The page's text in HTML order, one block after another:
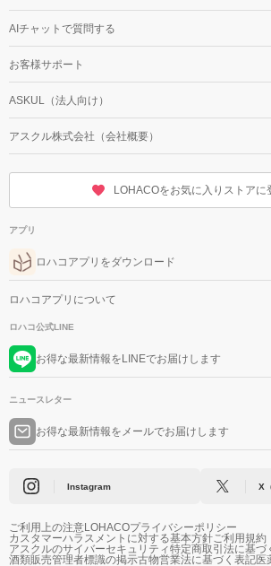
AIチャットで質問する
お客様サポート
ASKUL（法人向け）
アスクル株式会社（会社概要）
LOHACOをお気に入りストアに
アプリ
ロハコアプリをダウンロード
ロハコアプリについて
ロハコ公式LINE
お得な最新情報をLINEでお届けします
ニュースレター
お得な最新情報をメールでお届けします
Instagram X
ご利用上の注意LOHACOプライバシーポリシー
カスタマーハラスメントに対する基本方針ご利用規約
アスクルのサイバーセキュリティ特定商取引法に基づ
酒類販売管理者標識の掲示古物営業法に基づく表記医